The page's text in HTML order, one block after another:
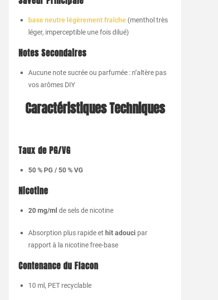
base neutre légèrement fraîche(menthol très
léger, imperceptible une fois dilué)
Notes Secondaires
Aucune note sucrée ou parfumée : n’altère pas
vos arômes DIY
Caractéristiques Techniques
Taux de PG/VG
50 % PG / 50 % VG
Nicotine
20 mg/ml de sels de nicotine
Absorption plus rapide et hit adouci par
rapport à la nicotine free-base
Contenance du Flacon
10 ml, PET recyclable